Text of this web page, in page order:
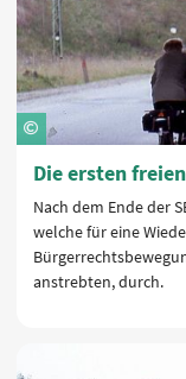
Die ersten
Nach dem Ende der
welche für eine
anstrebten, durch.